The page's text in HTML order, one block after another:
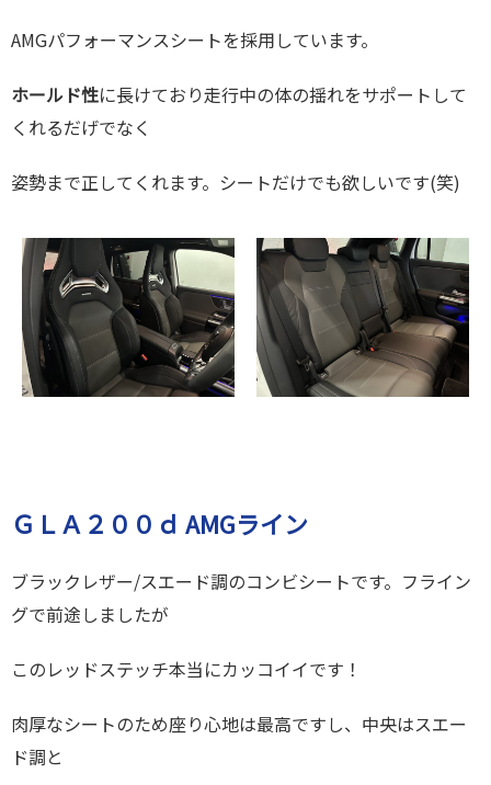
AMGパフォーマンスシートを採用しています。
ホールド性に長けており走行中の体の揺れをサポートして
くれるだげでなく
姿勢まで正してくれます。シートだけでも欲しいです(笑)
ＧＬＡ２００ｄ AMGライン
ブラックレザー/スエード調のコンビシートです。フライン
グで前途しましたが
このレッドステッチ本当にカッコイイです！
肉厚なシートのため座り心地は最高ですし、中央はスエー
ド調と